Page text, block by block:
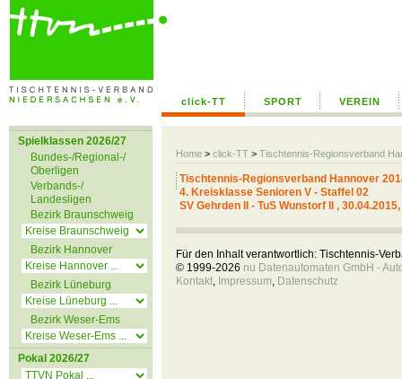
click-TT SPORT VEREIN
Home > click-TT > Tischtennis-Regionsverband
Spielklassen 2026/27
Bundes-/Regional-/
Oberligen
Verbands-/
Landesligen
Bezirk Braunschweig
Bezirk Hannover
Bezirk Lüneburg
Bezirk Weser-Ems
Pokal 2026/27
Tischtennis-Regionsverband Hannover
4. Kreisklasse Senioren V - Staffel 02
SV Gehrden II - TuS Wunstorf II ,
Für den Inhalt verantwortlich: Tischtennis-
© 1999-2026 nu Datenautomaten GmbH -
Kontakt, Impressum, Datenschutz